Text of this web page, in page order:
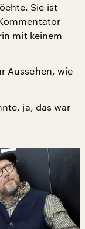
Sie ist
mit keinem
Aussehen, wie
ja, das war